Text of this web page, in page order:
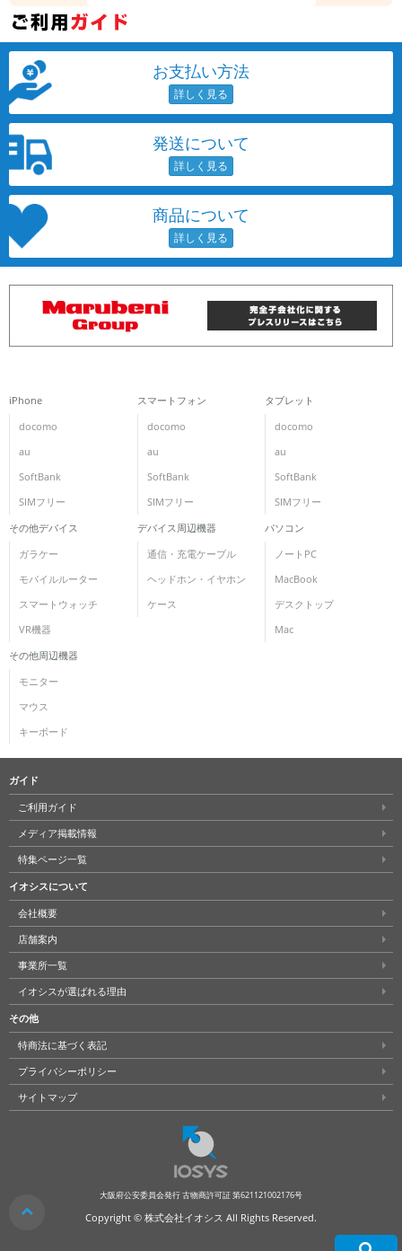
お支払い方法
発送について
商品について
iPhone
docomo
au
SoftBank
SIMフリー
スマートフォン
docomo
au
SoftBank
SIMフリー
タブレット
docomo
au
SoftBank
SIMフリー
その他デバイス
ガラケー
モバイルルーター
スマートウォッチ
VR機器
デバイス周辺機器
通信・充電ケーブル
ヘッドホン・イヤホン
ケース
パソコン
ノートPC
MacBook
デスクトップ
Mac
その他周辺機器
モニター
マウス
キーボード
ガイド
ご利用ガイド
メディア掲載情報
特集ページ一覧
イオシスについて
会社概要
店舗案内
事業所一覧
イオシスが選ばれる理由
その他
特商法に基づく表記
プライバシーポリシー
サイトマップ
大阪府公安委員会発行 古物商許可証 第621121002176号
Copyright © 株式会社イオシス All Rights Reserved. クリア